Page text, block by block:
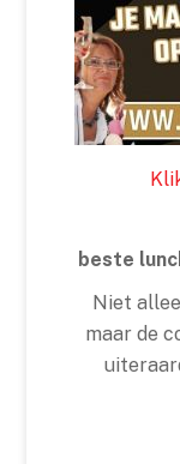
beste
Niet
maar de